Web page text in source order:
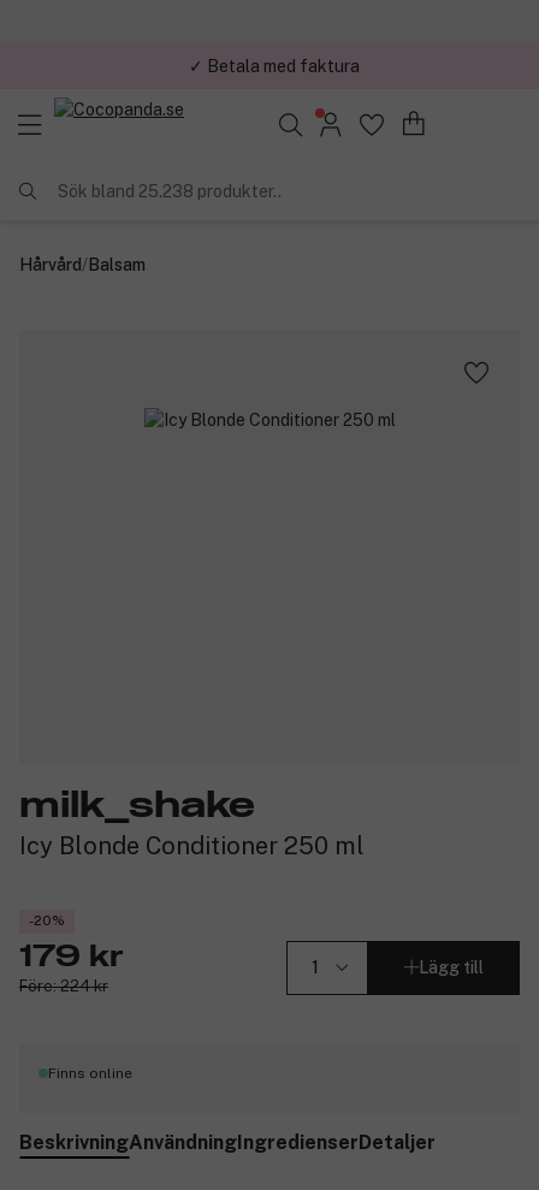
✓ Betala med faktura
✓ Trygg E-handel
Sök bland 25.238 produkter..
Hårvård/Balsam
milk_shake
Icy Blonde Conditioner 250 ml
-20%
179 kr
Före: 224 kr
Lägg till
Finns online
BeskrivningAnvändningIngredienserDetaljer